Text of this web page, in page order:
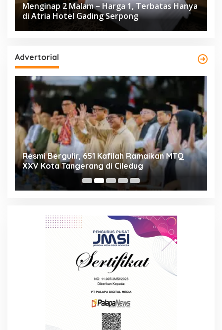
Menginap 2 Malam – Harga 1, Terbatas Hanya
di Atria Hotel Gading Serpong
Advertorial
Resmi Bergulir, 651 Kafilah Ramaikan MTQ
XXV Kota Tangerang di Ciledug